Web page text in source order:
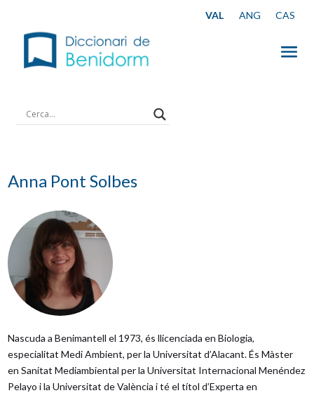
Anna Pont Solbes
Nascuda a Benimantell el 1973, és llicenciada en Biologia,
especialitat Medi Ambient, per la Universitat d’Alacant. És Màster
en Sanitat Mediambiental per la Universitat Internacional Menéndez
Pelayo i la Universitat de València i té el títol d’Experta en